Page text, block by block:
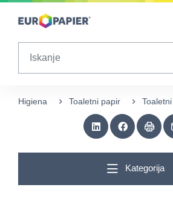
Table Of Content
Sorodni izdelki
Zanimivi izdelki za vas
Higiena Toaletni papir
Kategorija